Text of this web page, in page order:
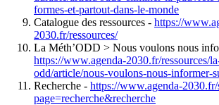
formes-et-partout-dans-le-monde
Catalogue des ressources - https://
2030.fr/ressources/
La Méth’ODD > Nous voulons nous
https://www.agenda-2030.fr/ressources/
odd/article/nous-voulons-nous-informer-
Recherche - https://www.agenda-
page=recherche&recherche